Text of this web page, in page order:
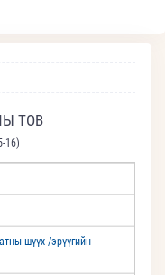
ТОВ
16)
шүүх /эрүүгийн